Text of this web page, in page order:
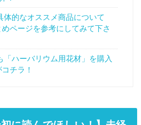
体的なオススメ商品について
ページを参考にしてみて下さ
「ハーバリウム用花材」を購入
チラ！